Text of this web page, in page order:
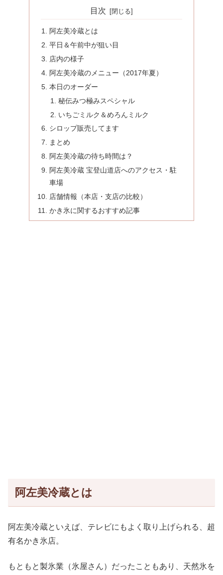
目次
阿左美冷蔵とは
平日＆午前中が狙い目
店内の様子
阿左美冷蔵のメニュー（2017年夏）
本日のオーダー
秘伝みつ極みスペシャル
いちごミルク＆めろんミルク
シロップ販売してます
まとめ
阿左美冷蔵の待ち時間は？
阿左美冷蔵 宝登山道店へのアクセス・駐
車場
店舗情報（本店・支店の比較）
かき氷に関するおすすめ記事
阿左美冷蔵とは
阿左美冷蔵といえば、テレビにもよく取り上げられる、超
有名かき氷店。
もともと製氷業（氷屋さん）だったこともあり、天然氷を